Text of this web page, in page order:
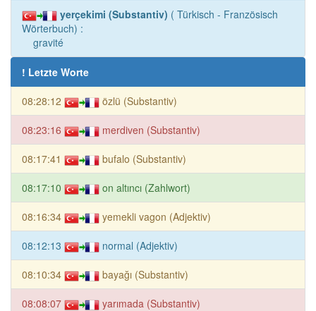
yerçekimi (Substantiv) ( Türkisch - Französisch
Wörterbuch) :
gravité
! Letzte Worte
08:28:12 özlü (Substantiv)
08:23:16 merdiven (Substantiv)
08:17:41 bufalo (Substantiv)
08:17:10 on altıncı (Zahlwort)
08:16:34 yemekli vagon (Adjektiv)
08:12:13 normal (Adjektiv)
08:10:34 bayağı (Substantiv)
08:08:07 yarımada (Substantiv)